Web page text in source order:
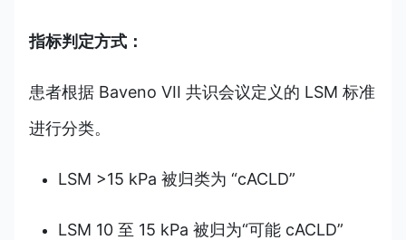
指标判定方式：
患者根据 Baveno VII 共识会议定义的 LSM 标准
进行分类。
LSM >15 kPa 被归类为 “cACLD”
LSM 10 至 15 kPa 被归为“可能 cACLD”